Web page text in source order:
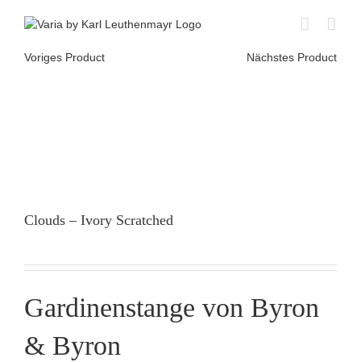
Voriges Product
Nächstes Product
Clouds – Ivory Scratched
Gardinenstange von Byron
& Byron